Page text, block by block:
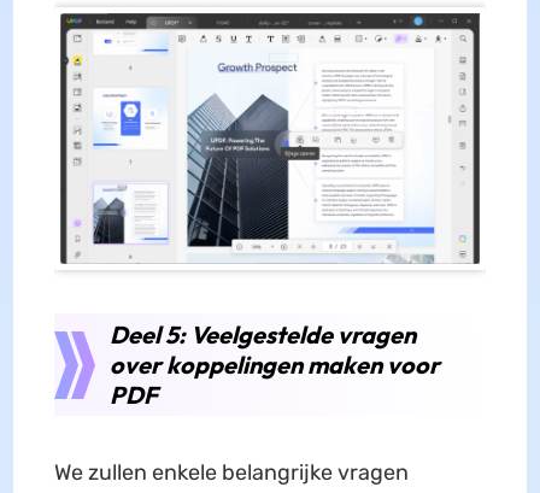
Deel 5: Veelgestelde vragen
over koppelingen maken voor
PDF
We zullen enkele belangrijke vragen